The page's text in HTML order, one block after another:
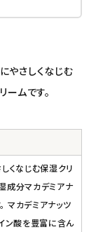
やさしくなじむ
ームです。
くなじむ保湿クリ
成分マカデミアナ
マカデミアナッツ
ン酸を豊富に含ん